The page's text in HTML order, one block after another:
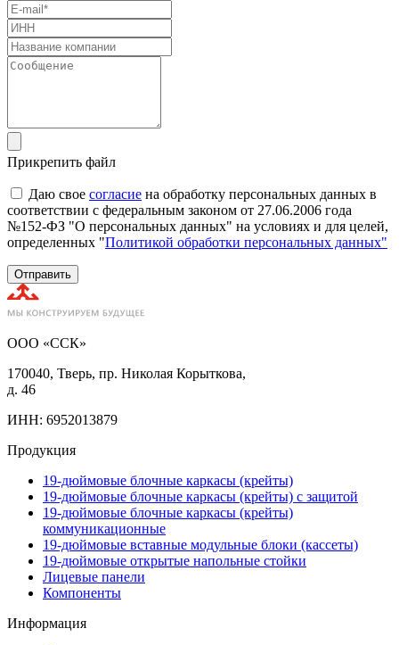
Прикрепить файл
Даю свое согласие на обработку персональных данных в
соответствии с федеральным законом от 27.06.2006 года
№152-ФЗ "О персональных данных" на условиях и для целей,
определенных "Политикой обработки персональных данных"
Отправить
ООО «ССК»
170040, Тверь, пр. Николая Корыткова,
д. 46
ИНН: 6952013879
Продукция
19-дюймовые блочные каркасы (крейты)
19-дюймовые блочные каркасы (крейты) с защитой
19-дюймовые блочные каркасы (крейты)
коммуникационные
19-дюймовые вставные модульные блоки (кассеты)
19-дюймовые открытые напольные стойки
Лицевые панели
Компоненты
Информация